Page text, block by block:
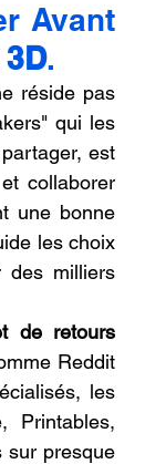
Avant
.
réside pas
qui les
est
collaborer
une bonne
les choix
des milliers
de retours
Reddit
les
Printables,
sur presque